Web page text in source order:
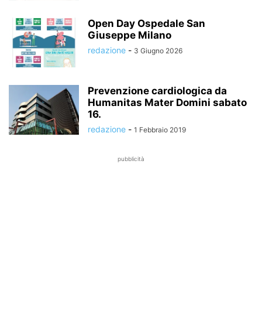
Open Day Ospedale San
Giuseppe Milano
redazione - 3 Giugno 2026
Prevenzione cardiologica da
Humanitas Mater Domini sabato
16.
redazione - 1 Febbraio 2019
pubblicità